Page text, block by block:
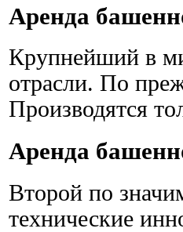
Аренда
Крупнейший в
отрасли. По
Производятся
Аренда
Второй по
технические